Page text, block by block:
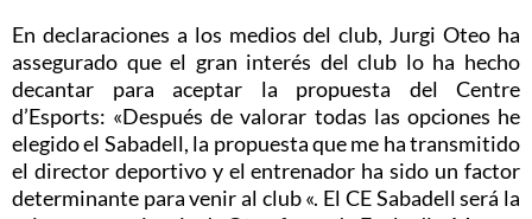
En declaraciones a los medios del club, Jurgi Oteo ha
assegurado que el gran interés del club lo ha hecho
decantar para aceptar la propuesta del Centre
d’Esports: «Después de valorar todas las opciones he
elegido el Sabadell, la propuesta que me ha transmitido
el director deportivo y el entrenador ha sido un factor
determinante para venir al club «. El CE Sabadell será la